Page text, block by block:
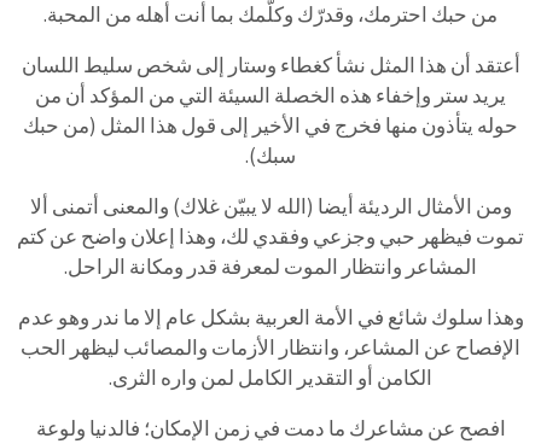
من حبك احترمك، وقدرّك وكلّمك بما أنت أهله من المحبة.
أعتقد أن هذا المثل نشأ كغطاء وستار إلى شخص سليط اللسان
يريد ستر وإخفاء هذه الخصلة السيئة التي من المؤكد أن من
حوله يتأذون منها فخرج في الأخير إلى قول هذا المثل (من حبك
سبك).
ومن الأمثال الرديئة أيضا (الله لا يبيّن غلاك) والمعنى أتمنى ألا
تموت فيظهر حبي وجزعي وفقدي لك، وهذا إعلان واضح عنكتم
المشاعر وانتظار الموت لمعرفة قدر ومكانة الراحل.
وهذا سلوك شائع في الأمة العربية بشكل عام إلا ما ندر وهو عدم
الإفصاح عن المشاعر، وانتظار الأزمات والمصائب ليظهر الحب
الكامن أو التقدير الكامل لمن واره الثرى.
افصح عن مشاعرك ما دمت في زمن الإمكان؛ فالدنيا ولوعة